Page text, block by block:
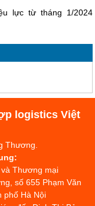
lực từ tháng 1/2024
logistics Việt
Thương.
Thương mại
số 655 Phạm Văn
phố Hà Nội